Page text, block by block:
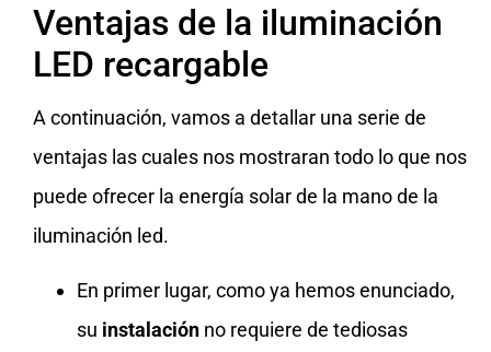
Ventajas de la iluminación
LED recargable
A continuación, vamos a detallar una serie de
ventajas las cuales nos mostraran todo lo que nos
puede ofrecer la energía solar de la mano de la
iluminación led.
En primer lugar, como ya hemos enunciado,
su instalación no requiere de tediosas